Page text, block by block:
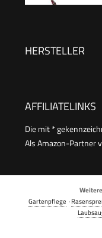
HERSTELLER
AFFILIATELINKS
Die mit *
Als Amazon-Partner
Gartenpflege ·